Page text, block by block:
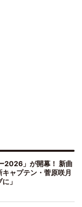
2026」が開幕！ 新曲
キャプテン・菅原咲月
」